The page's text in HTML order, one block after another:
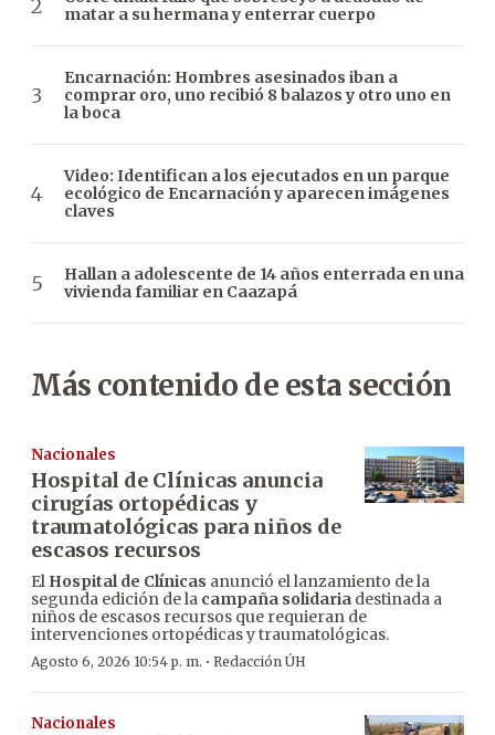
matar a su hermana y enterrar cuerpo
Encarnación: Hombres asesinados iban a
comprar oro, uno recibió 8 balazos y otro uno en
la boca
Video: Identifican a los ejecutados en un parque
ecológico de Encarnación y aparecen imágenes
claves
Hallan a adolescente de 14 años enterrada en una
vivienda familiar en Caazapá
Más contenido de esta sección
Nacionales
Hospital de Clínicas anuncia
cirugías ortopédicas y
traumatológicas para niños de
escasos recursos
El Hospital de Clínicas anunció el lanzamiento de la
segunda edición de la campaña solidaria destinada a
niños de escasos recursos que requieran de
intervenciones ortopédicas y traumatológicas.
Agosto 6, 2026 10:54 p. m. · Redacción ÚH
Nacionales